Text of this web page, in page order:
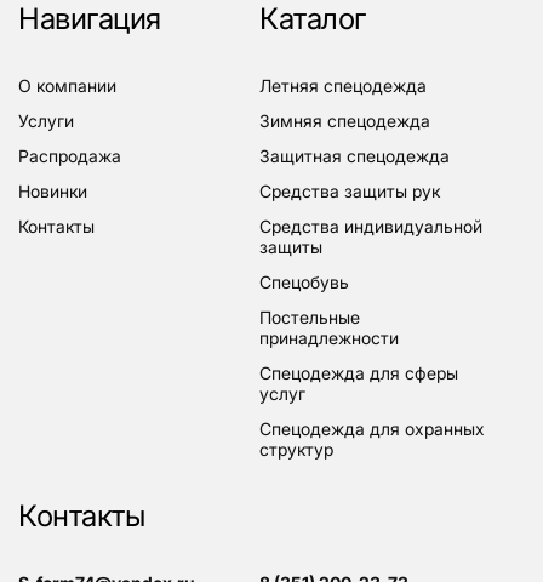
Навигация
о компании
услуги
распродажа
новинки
контакты
Каталог
летняя спецодежда
зимняя спецодежда
защитная спецодежда
средства защиты рук
средства индивидуальной
защиты
спецобувь
постельные
принадлежности
спецодежда для сферы
услуг
спецодежда для охранных
структур
Контакты